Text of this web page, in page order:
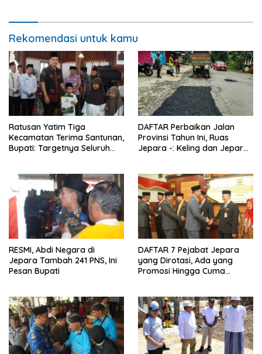
Rekomendasi untuk kamu
Ratusan Yatim Tiga
Kecamatan Terima Santunan,
Bupati: Targetnya Seluruh
DAFTAR Perbaikan Jalan
Provinsi Tahun Ini, Ruas
Jepara -: Keling dan Jepara
RESMI, Abdi Negara di
Jepara Tambah 241 PNS, Ini
Pesan Bupati
DAFTAR 7 Pejabat Jepara
yang Dirotasi, Ada yang
Promosi Hingga Cuma